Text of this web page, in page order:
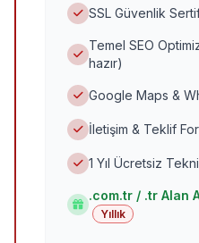
SSL Güvenlik
Temel SEO
hazır)
Google Maps &
İletişim & Teklif
1 Yıl Ücretsiz
.com.tr / .tr Alan
Yıllık